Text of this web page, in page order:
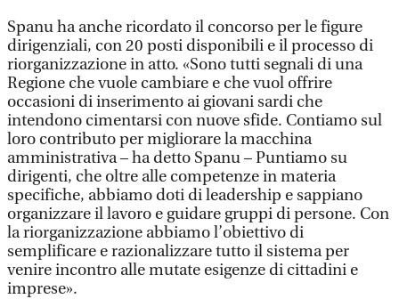
Spanu ha anche ricordato il concorso per le figure
dirigenziali, con 20 posti disponibili e il processo di
riorganizzazione in atto. «Sono tutti segnali di una
Regione che vuole cambiare e che vuol offrire
occasioni di inserimento ai giovani sardi che
intendono cimentarsi con nuove sfide. Contiamo sul
loro contributo per migliorare la macchina
amministrativa – ha detto Spanu – Puntiamo su
dirigenti, che oltre alle competenze in materia
specifiche, abbiamo doti di leadership e sappiano
organizzare il lavoro e guidare gruppi di persone. Con
la riorganizzazione abbiamo l’obiettivo di
semplificare e razionalizzare tutto il sistema per
venire incontro alle mutate esigenze di cittadini e
imprese».